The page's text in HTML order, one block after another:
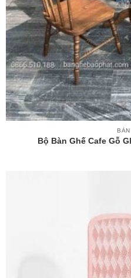
BÀN
Bộ Bàn Ghế Cafe Gỗ